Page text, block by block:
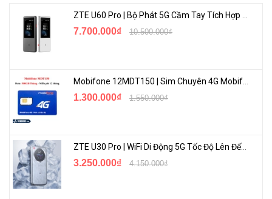
ZTE U60 Pro | Bộ Phát 5G Cầm Tay Tích Hợp Công Nghệ WiFi 7, Pin 10000mAh
7.700.000₫ 10.500.000₫
1.300.000₫ 1.550.000₫
ZTE U30 Pro | WiFi Di Động 5G Tốc Độ Lên Đến 500Mbps, Màn Hình Cảm Ứng
3.250.000₫ 4.150.000₫